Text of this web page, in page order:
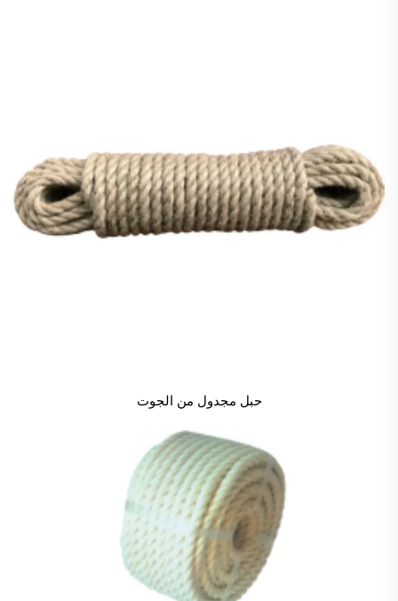
حبل مجدول من الجوت